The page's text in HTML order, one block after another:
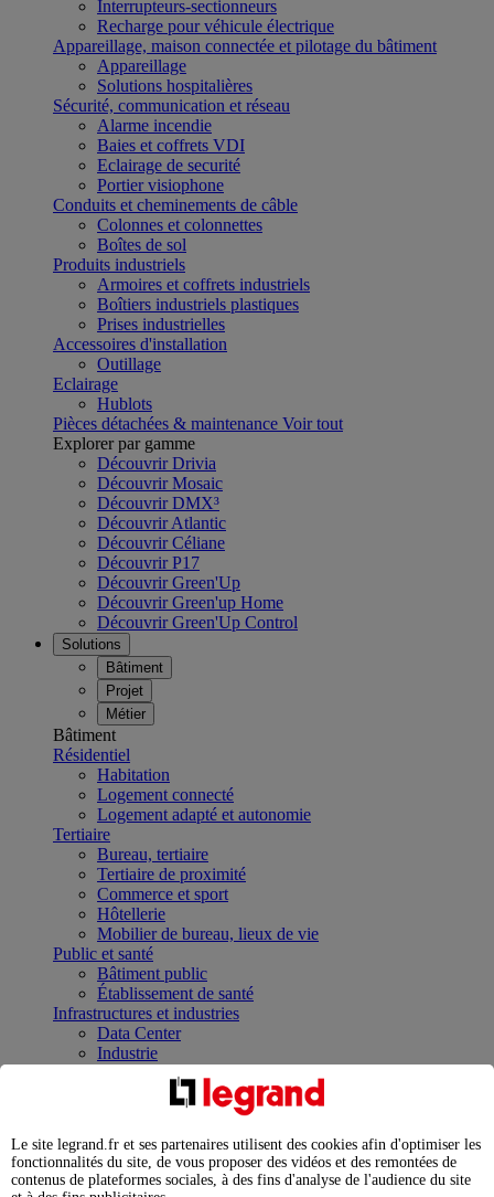
Interrupteurs-sectionneurs
Recharge pour véhicule électrique
Appareillage, maison connectée et pilotage du bâtiment
Appareillage
Solutions hospitalières
Sécurité, communication et réseau
Alarme incendie
Baies et coffrets VDI
Eclairage de securité
Portier visiophone
Conduits et cheminements de câble
Colonnes et colonnettes
Boîtes de sol
Produits industriels
Armoires et coffrets industriels
Boîtiers industriels plastiques
Prises industrielles
Accessoires d'installation
Outillage
Eclairage
Hublots
Pièces détachées & maintenance Voir tout
Explorer par gamme
Découvrir Drivia
Découvrir Mosaic
Découvrir DMX³
Découvrir Atlantic
Découvrir Céliane
Découvrir P17
Découvrir Green'Up
Découvrir Green'up Home
Découvrir Green'Up Control
Solutions
Bâtiment
Projet
Métier
Bâtiment
Résidentiel
Habitation
Logement connecté
Logement adapté et autonomie
Tertiaire
Bureau, tertiaire
Tertiaire de proximité
Commerce et sport
Hôtellerie
Mobilier de bureau, lieux de vie
Public et santé
Bâtiment public
Établissement de santé
Infrastructures et industries
Data Center
Industrie
Infrastructures
Contrôler et planifier le fonctionnement des appareils
Répartir et optimiser son tableau électrique
Legrand Data Center Solutions : concentrer les
expertises au service de vos performances
Le site legrand.fr et ses partenaires utilisent des cookies afin d'optimiser les
fonctionnalités du site, de vous proposer des vidéos et des remontées de
contenus de plateformes sociales, à des fins d'analyse de l'audience du site